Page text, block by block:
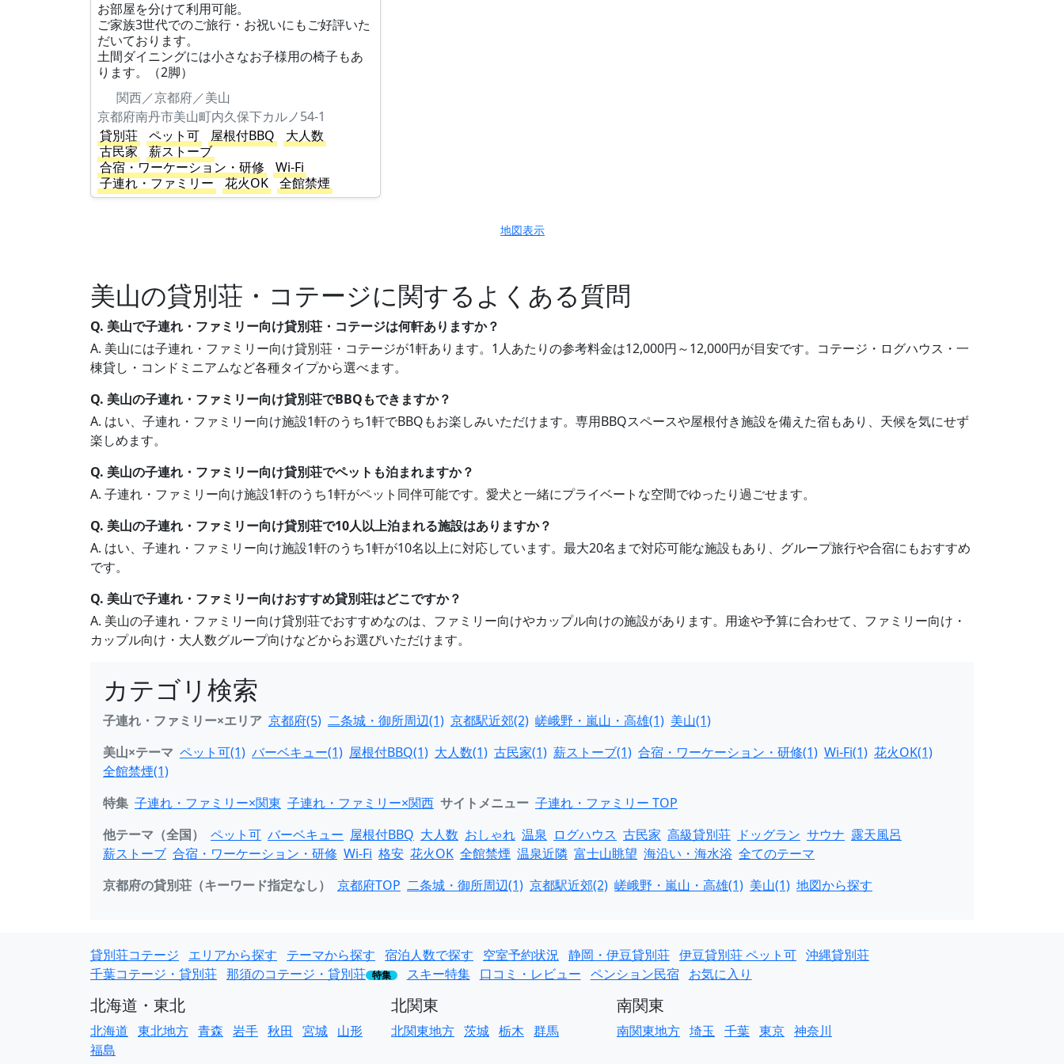
お部屋を分けて利用可能。
ご家族3世代でのご旅行・お祝いにもご好評いた
だいております。
土間ダイニングには小さなお子様用の椅子もあ
ります。（2脚）
関西／京都府／美山
京都府南丹市美山町内久保下カルノ54-1
貸別荘
ペット可 屋根付BBQ
大人数
古民家
薪ストーブ
合宿・ワーケーション・研修
Wi-Fi
子連れ・ファミリー
花火OK 全館禁煙
地図表示
美山の貸別荘・コテージに関するよくある質問
Q. 美山で子連れ・ファミリー向け貸別荘・コテージは何軒ありますか？
A. 美山には子連れ・ファミリー向け貸別荘・コテージが1軒あります。1人あたりの参考料金は12,000円～12,000円が目安です。コテージ・ログハウス・一
棟貸し・コンドミニアムなど各種タイプから選べます。
Q. 美山の子連れ・ファミリー向け貸別荘でBBQもできますか？
A. はい、子連れ・ファミリー向け施設1軒のうち1軒でBBQもお楽しみいただけます。専用BBQスペースや屋根付き施設を備えた宿もあり、天候を気にせず
楽しめます。
Q. 美山の子連れ・ファミリー向け貸別荘でペットも泊まれますか？
A. 子連れ・ファミリー向け施設1軒のうち1軒がペット同伴可能です。愛犬と一緒にプライベートな空間でゆったり過ごせます。
Q. 美山の子連れ・ファミリー向け貸別荘で10人以上泊まれる施設はありますか？
A. はい、子連れ・ファミリー向け施設1軒のうち1軒が10名以上に対応しています。最大20名まで対応可能な施設もあり、グループ旅行や合宿にもおすすめ
です。
Q. 美山で子連れ・ファミリー向けおすすめ貸別荘はどこですか？
A. 美山の子連れ・ファミリー向け貸別荘でおすすめなのは、ファミリー向けやカップル向けの施設があります。用途や予算に合わせて、ファミリー向け・
カップル向け・大人数グループ向けなどからお選びいただけます。
カテゴリ検索
子連れ・ファミリー×エリア 京都府(5) 二条城・御所周辺(1) 京都駅近郊(2) 嵯峨野・嵐山・高雄(1) 美山(1)
美山×テーマ ペット可(1) バーベキュー(1) 屋根付BBQ(1) 大人数(1) 古民家(1) 薪ストーブ(1) 合宿・ワーケーション・研修(1) Wi-Fi(1) 花火OK(1)
全館禁煙(1)
特集 子連れ・ファミリー×関東 子連れ・ファミリー×関西 サイトメニュー 子連れ・ファミリー TOP
他テーマ（全国）
ペット可 バーベキュー 屋根付BBQ 大人数 おしゃれ 温泉 ログハウス 古民家 高級貸別荘 ドッグラン サウナ 露天風呂
薪ストーブ 合宿・ワーケーション・研修 Wi-Fi 格安 花火OK 全館禁煙 温泉近隣 富士山眺望 海沿い・海水浴 全てのテーマ
京都府の貸別荘（キーワード指定なし）
京都府TOP 二条城・御所周辺(1) 京都駅近郊(2) 嵯峨野・嵐山・高雄(1) 美山(1) 地図から探す
貸別荘コテージ エリアから探す テーマから探す 宿泊人数で探す 空室予約状況 静岡・伊豆貸別荘 伊豆貸別荘 ペット可 沖縄貸別荘
千葉コテージ・貸別荘 那須のコテージ・貸別荘 特集 スキー特集 口コミ・レビュー ペンション民宿 お気に入り
北海道・東北
北海道 東北地方 青森 岩手 秋田 宮城 山形
福島
北関東
北関東地方 茨城 栃木 群馬
南関東
南関東地方 埼玉 千葉 東京 神奈川